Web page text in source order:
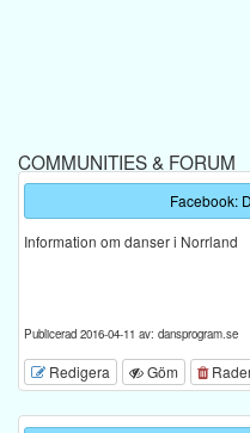
COMMUNITIES & FORUM
Facebook:
Information om danser i Norrland
Publicerad 2016-04-11 av: dansprogram.se
Redigera Göm